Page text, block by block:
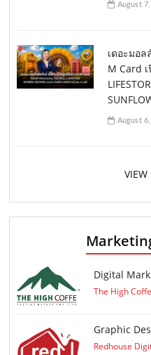
August
เดอะมอ
M Card
August
VIEW
Digital
The High
Graphic
Redhouse